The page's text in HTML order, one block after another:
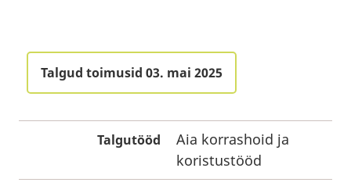
Talgud toimusid 03. mai 2025
Talgutööd
Aia korrashoid ja
koristustööd